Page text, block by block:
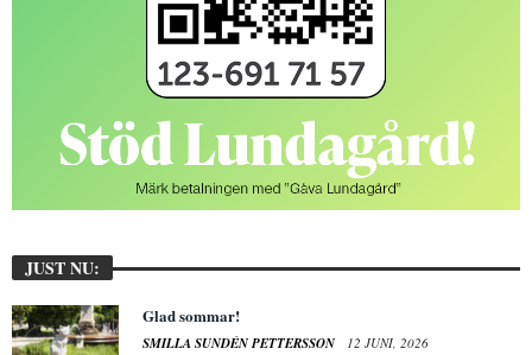
JUST NU:
Glad sommar!
SMILLA SUNDÉN PETTERSSON 12 JUNI, 2026